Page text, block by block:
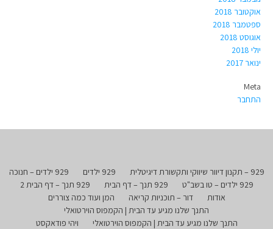
אוקטובר 2018
ספטמבר 2018
אוגוסט 2018
יולי 2018
ינואר 2017
Meta
התחבר
929 – תקנון דיוור שיווקי ותקשורת דיגיטלית 929 ילדים
929 ילדים – חנוכה
929 ילדים – טו בשב"ט
929 תנך – דף הבית
929 תנך – דף הבית 2
אודות
דור – תוכניות קריאה
המן ועוד כמה צוררים
התנך שלנו מגיע עד הבית | הקמפוס הוירטואלי
התנך שלנו מגיע עד הבית | הקמפוס הוירטואלי
ויהי פודאקסט